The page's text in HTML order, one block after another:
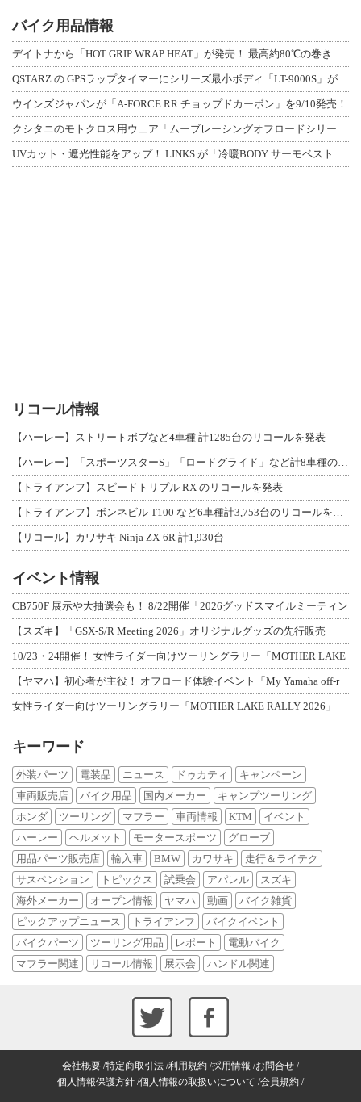
バイク用品情報
デイトナから「HOT GRIP WRAP HEAT」が発売！ 最高約80℃の巻き
QSTARZ の GPSラップタイマーにシリーズ最小ボディ「LT-9000S」が
ウインズジャパンが「A-FORCE RR チョップドカーボン」を9/10発売！
クシタニのモトクロス用ウェア「ムーブレーシングオフロードシリーズ」3アイテムが登
UVカット・遮光性能をアップ！ LINKS が「冷暖BODY サーモベスト」改良
リコール情報
【ハーレー】ストリートボブなど4車種 計1285台のリコールを発表
【ハーレー】「スポーツスターS」「ロードグライド」など計8車種のリコールを発表
【トライアンフ】スピードトリプル RX のリコールを発表
【トライアンフ】ボンネビル T100 など6車種計3,753台のリコールを発表
【リコール】カワサキ Ninja ZX-6R 計1,930台
イベント情報
CB750F 展示や大抽選会も！ 8/22開催「2026グッドスマイルミーティン
【スズキ】「GSX-S/R Meeting 2026」オリジナルグッズの先行販売
10/23・24開催！ 女性ライダー向けツーリングラリー「MOTHER LAKE
【ヤマハ】初心者が主役！ オフロード体験イベント「My Yamaha off-r
女性ライダー向けツーリングラリー「MOTHER LAKE RALLY 2026」
キーワード
外装パーツ 電装品 ニュース ドゥカティ
キャンペーン
車両販売店
バイク用品 国内メーカー
キャンプツーリング
ホンダ
ツーリング マフラー 車両情報 KTM
イベント
ハーレー
ヘルメット モータースポーツ
グローブ
用品パーツ販売店
輸入車 BMW カワサキ
走行＆ライテク
サスペンション
トピックス 試乗会 アパレル
スズキ
海外メーカー
オープン情報 ヤマハ 動画
バイク雑貨
ピックアップニュース
トライアンフ
バイクイベント
バイクパーツ
ツーリング用品 レポート
電動バイク
マフラー関連
リコール情報 展示会 ハンドル関連
会社概要 特定商取引法 利用規約 採用情報 お問合せ
個人情報保護方針 個人情報の取扱いについて 会員規約